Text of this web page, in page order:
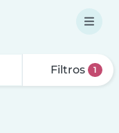
Filtros 1